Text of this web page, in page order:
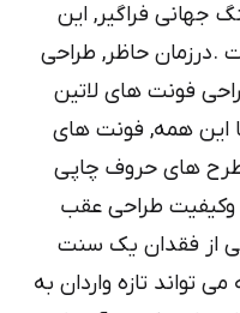
جهانی فراگیر, این
حاظر, طراحی
فونت های لاتین
این همه, فونت های
طرح های حروف چاپی
وکیفیت طراحی عقب
از فقدان یک سنت
تواند تازه واردان به